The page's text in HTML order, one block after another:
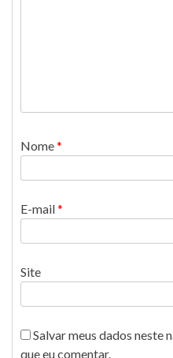
Nome*
E-mail*
Site
Salvar meus dados neste
que eu comentar.